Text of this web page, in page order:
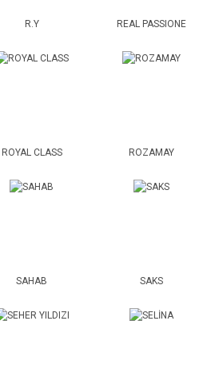
R.Y REAL PASSIONE
ROYAL CLASS ROZAMAY
SAHAB SAKS